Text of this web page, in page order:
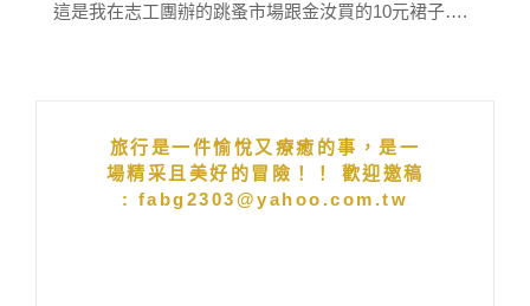
這是我在志工團辦的跳蚤市場跟金汝買的10元裙子….
旅行是一件愉悅又療癒的事，是一
場精采且美好的冒險！！ 歡迎邀稿
: fabg2303@yahoo.com.tw